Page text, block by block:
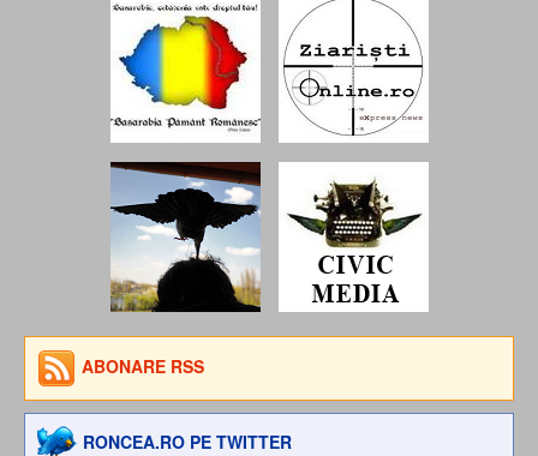
ABONARE RSS
RONCEA.RO PE TWITTER